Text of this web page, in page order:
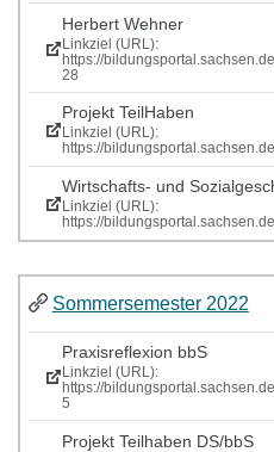
Herbert Wehner
Linkziel (URL):
https://
28
Projekt TeilHaben
Linkziel (URL):
https://
Wirtschafts- und
Linkziel (URL):
https://
Sommersemester 2022
Praxisreflexion bbS
Linkziel (URL):
https://
5
Projekt Teilhaben DS/bbS